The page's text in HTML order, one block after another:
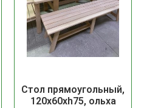
Стол прямоугольный,
120х60хh75, ольха